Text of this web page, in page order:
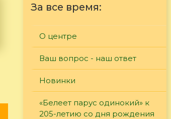
За все время:
О центре
Ваш вопрос - наш ответ
Новинки
«Белеет парус одинокий» к
205-летию со дня рождения